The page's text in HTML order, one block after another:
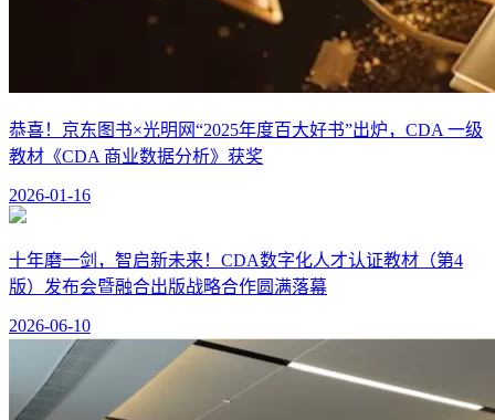
恭喜！京东图书×光明网“2025年度百大好书”出炉，CDA 一级
教材《CDA 商业数据分析》获奖
2026-01-16
十年磨一剑，智启新未来！CDA数字化人才认证教材（第4
版）发布会暨融合出版战略合作圆满落幕
2026-06-10